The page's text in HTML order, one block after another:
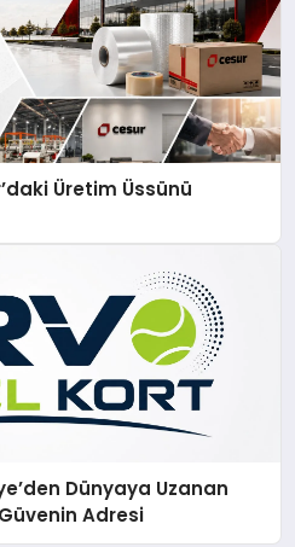
Üretim Üssünü
Dünyaya Uzanan
Adresi